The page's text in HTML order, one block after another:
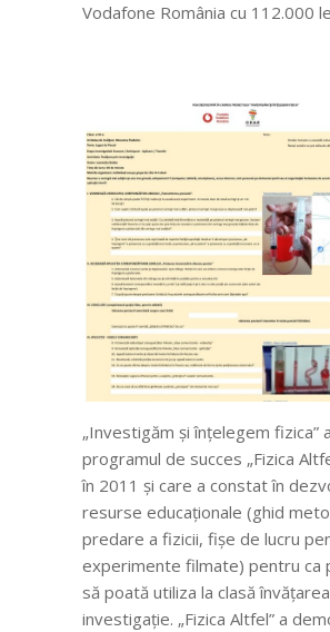
Vodafone România cu 112.000
„Investigăm și înțelegem fizica”
programul de succes „Fizica
în 2011 și care a constat în
resurse educaționale (ghid
predare a fizicii, fișe de lucru
experimente filmate) pentru ca
să poată utiliza la clasă
investigație. „Fizica Altfel” a